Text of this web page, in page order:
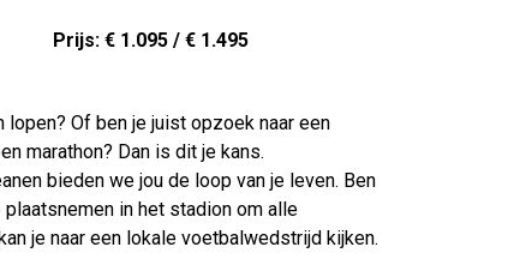
Prijs: € 1.095 / € 1.495
Of ben je juist opzoek naar een
marathon? Dan is dit je kans.
bieden we jou de loop van je leven. Ben
plaatsnemen in het stadion om alle
je naar een lokale voetbalwedstrijd kijken.